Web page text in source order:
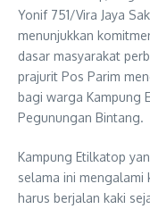
Yonif 751/Vira Jaya
menunjukkan
dasar masyarakat
prajurit Pos Parim
bagi warga Kampung
Pegunungan Bintang.
Kampung Etilkatop
selama ini mengalami
harus berjalan kaki